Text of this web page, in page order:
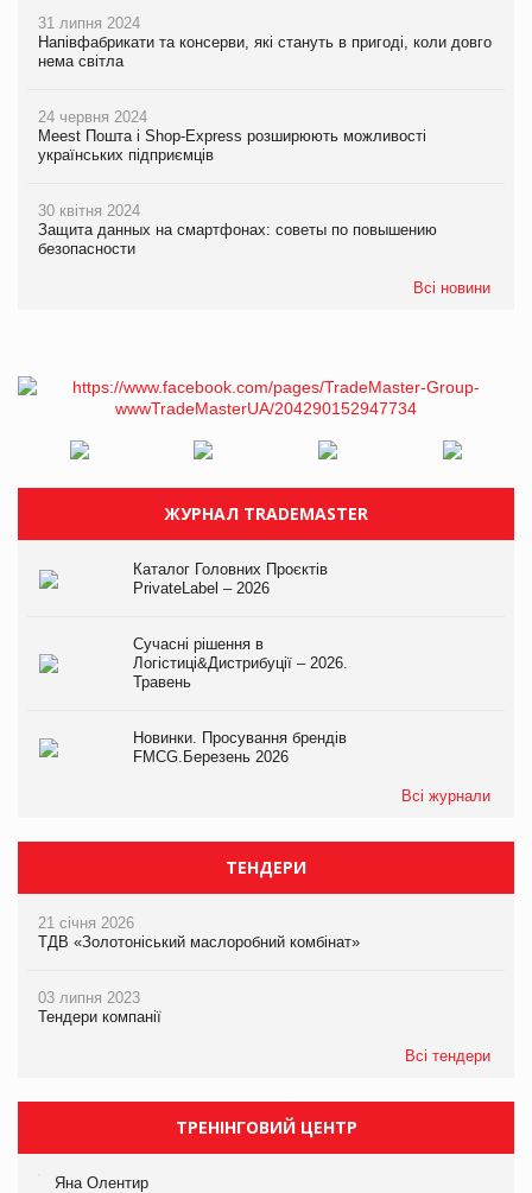
31 липня 2024
Напівфабрикати та консерви, які стануть в пригоді, коли довго
нема світла
24 червня 2024
Meest Пошта і Shop-Express розширюють можливості
українських підприємців
30 квітня 2024
Защита данных на смартфонах: советы по повышению
безопасности
Всі новини
ЖУРНАЛ TRADEMASTER
Каталог Головних Проєктів
PrivateLabel – 2026
Сучасні рішення в
Логістиці&Дистрибуції – 2026.
Травень
Новинки. Просування брендів
FMCG.Березень 2026
Всі журнали
ТЕНДЕРИ
21 січня 2026
ТДВ «Золотоніський маслоробний комбінат»
03 липня 2023
Тендери компанії
Всі тендери
ТРЕНІНГОВИЙ ЦЕНТР
Яна Олентир